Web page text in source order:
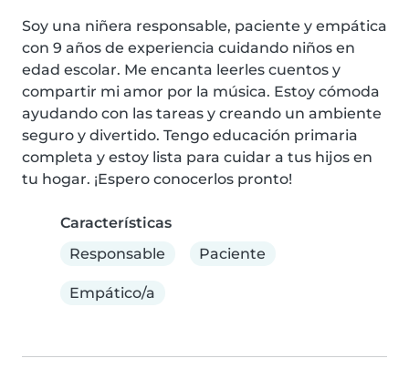
Soy una niñera responsable, paciente y empática
con 9 años de experiencia cuidando niños en
edad escolar. Me encanta leerles cuentos y
compartir mi amor por la música. Estoy cómoda
ayudando con las tareas y creando un ambiente
seguro y divertido. Tengo educación primaria
completa y estoy lista para cuidar a tus hijos en
tu hogar. ¡Espero conocerlos pronto!
Características
Responsable
Paciente
Empático/a